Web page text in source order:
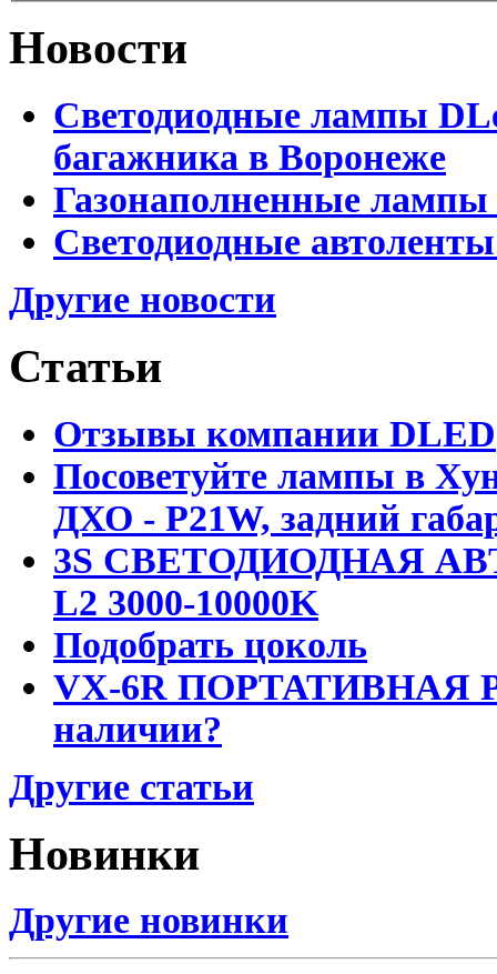
Новости
Светодиодные лампы
багажника в Воронеже
Газонаполненные
Светодиодные
Другие новости
Статьи
Отзывы компании DLED
Посоветуйте лампы в
ДХО - P21W, задний
3S СВЕТОДИОДНАЯ
L2 3000-10000K
Подобрать цоколь
VX-6R ПОРТАТИВНАЯ
наличии?
Другие статьи
Новинки
Другие новинки